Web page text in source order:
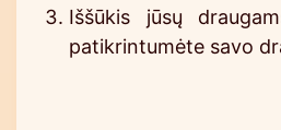
Iššūkis jūsų
patikrintumėte savo